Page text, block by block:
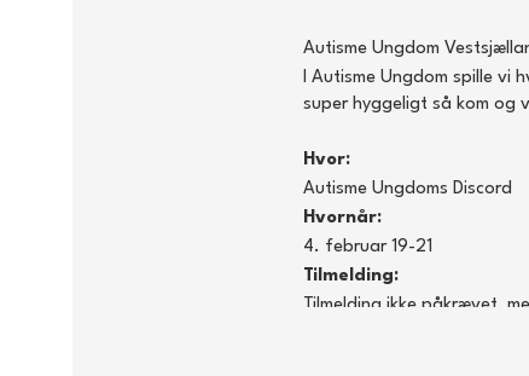
Autisme Ungdom
I Autisme Ungdom spille
super hyggeligt så kom og
Hvor:
Autisme Ungdoms Discord
Hvornår:
4. februar 19-21
Tilmelding:
Tilmelding ikke påkrævet,